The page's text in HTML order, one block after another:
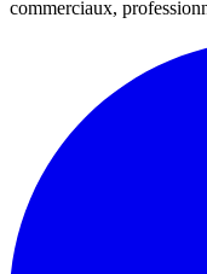
commerciaux,